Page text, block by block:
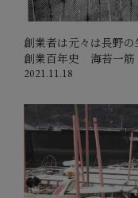
創業者は元々は長野の
創業百年史 海苔一
2021.11.18